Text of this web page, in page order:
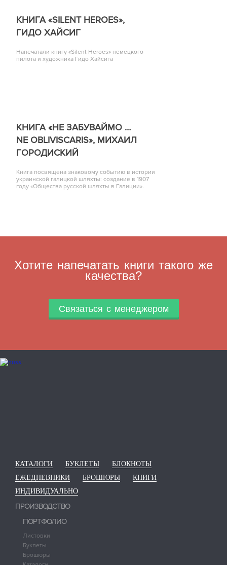
КНИГА «SILENT HEROES»,
ГИДО ХАЙСИГ
Напечатали книгу «Silent Heroes» немецкого
пилота и художника Гидо Хайсига
КНИГА «НЕ ЗАБУВАЙМО …
NE OBLIVISCARIS», МИХАИЛ
ГОРОДИСКИЙ
Книга посвящена знаковому событию в истории
украинской галицкой шляхты: создание в 1907
году «Общества русской шляхты в Галиции».
Хотите напечатать книги такого же
качества?
Связаться с менеджером
КАТАЛОГИ БУКЛЕТЫ
БЛОКНОТЫ
ЕЖЕДНЕВНИКИ
БРОШЮРЫ
КНИГИ
ИНДИВИДУАЛЬНО
ПРОИЗВОДСТВО
ПОРТФОЛИО
Листовки
Буклеты
Брошюры